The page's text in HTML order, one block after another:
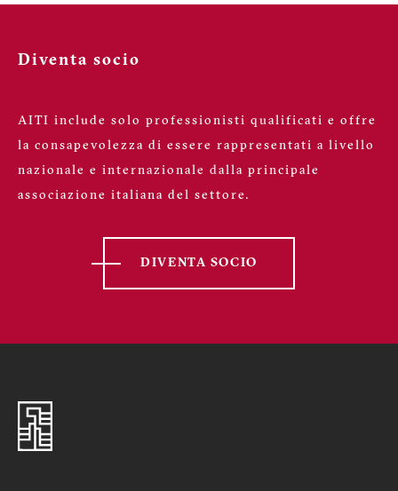
Diventa socio
AITI include solo professionisti qualificati e offre
la consapevolezza di essere rappresentati a livello
nazionale e internazionale dalla principale
associazione italiana del settore.
DIVENTA SOCIO